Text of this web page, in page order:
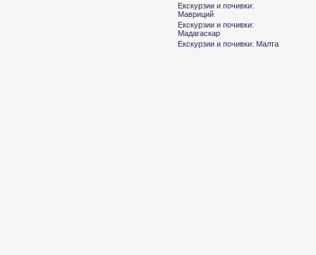
Екскурзии и почивки:
Мавриций
Екскурзии и почивки:
Мадагаскар
Екскурзии и почивки: Малта